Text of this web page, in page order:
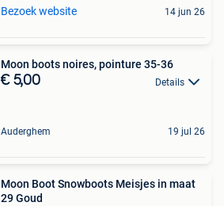
Bezoek website 14 jun 26
Moon boots noires, pointure 35-36
€ 5,00 Details
Auderghem 19 jul 26
Moon Boot Snowboots Meisjes in maat
29 Goud